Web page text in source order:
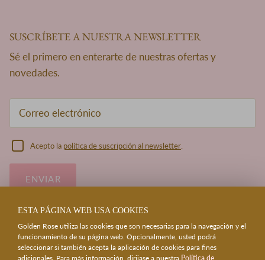
SUSCRÍBETE A NUESTRA NEWSLETTER
Sé el primero en enterarte de nuestras ofertas y
novedades.
Acepto la política de suscripción al newsletter
ENVIAR
ESTA PÁGINA WEB USA COOKIES
Golden Rose utiliza las cookies que son necesarias para la navegación y el
funcionamiento de su página web. Opcionalmente, usted podrá
seleccionar si también acepta la aplicación de cookies para fines
adicionales. Para más información, dirijase a nuestra Política de